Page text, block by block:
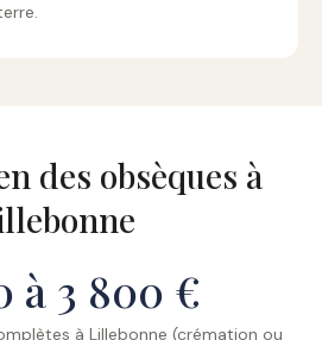
des obsèques à
à 3 800 €
à Lillebonne (crémation ou